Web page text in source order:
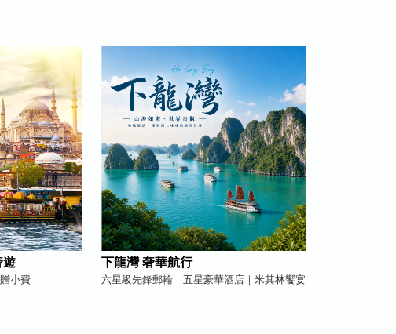
遊
小費
下龍灣 奢華航行
六星級先鋒郵輪｜五星豪華酒店｜米其林饗宴